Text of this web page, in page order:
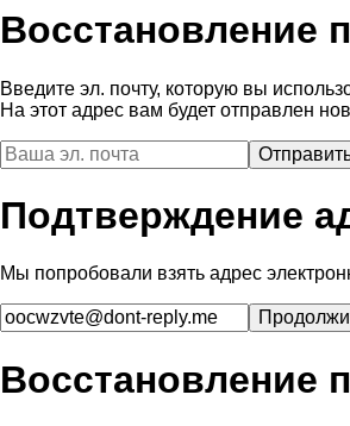
Восстановление
Введите эл. почту, которую вы
На этот адрес вам будет отправлен
Подтверждение
Мы попробовали взять адрес
Восстановление